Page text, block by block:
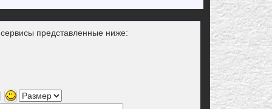
представленные ниже: